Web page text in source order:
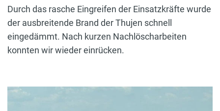
Durch das rasche Eingreifen der Einsatzkräfte wurde
der ausbreitende Brand der Thujen schnell
eingedämmt. Nach kurzen Nachlöscharbeiten
konnten wir wieder einrücken.